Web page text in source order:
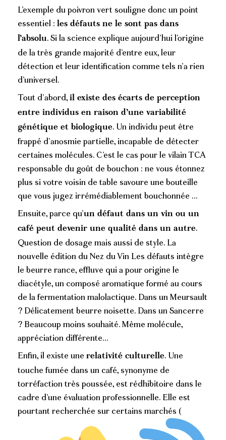
L’exemple du poivron vert souligne donc un point
essentiel :les défauts ne le sontpas dans
l’absolu. Si la science explique aujourd’hui l’origine
de la très grande majorité d’entre eux, leur
détection et leur identification comme tels n’a rien
d’universel.
Tout d’abord,il existe des écarts de perception
entre individus en raison d’unevariabilité
génétique et biologique. Un individu peut être
frappé d’anosmie partielle, incapable de détecter
certaines molécules. C’est le cas pour le vilain TCA
responsable du goût de bouchon : ne vous étonnez
plus si votre voisin de table savoure une bouteille
que vous jugez irrémédiablement bouchonnée …
Ensuite, parce qu’un défaut dans un vin ou un
café peut devenir une qualitédans un autre.
Question de dosage mais aussi de style. La
nouvelle édition du Nez du Vin Les défauts intègre
le beurre rance, effluve qui a pour origine le
diacétyle, un composé aromatique formé au cours
de la fermentation malolactique. Dans un Meursault
? Délicatement beurre noisette. Dans un Sancerre
? Beaucoup moins souhaité. Même molécule,
appréciation différente…
Enfin, il existe unerelativité culturelle. Une
touche fumée dans un café, synonyme de
torréfaction très poussée, est rédhibitoire dans le
cadre d’une évaluation professionnelle. Elle est
pourtant recherchée sur certains marchés (